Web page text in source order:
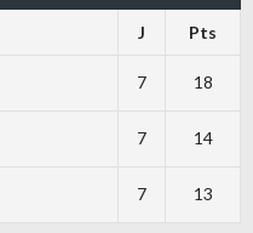
J Pts
7 18
7 14
7 13